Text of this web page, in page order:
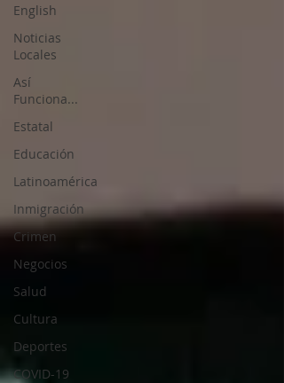
English
Noticias
Locales
Así
Funciona...
Estatal
Educación
Latinoamérica
Inmigración
Crimen
Negocios
Salud
Cultura
Deportes
COVID-19